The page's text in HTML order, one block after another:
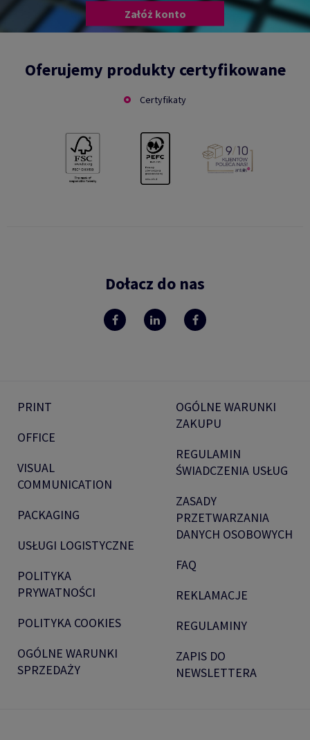
Załóż konto
Oferujemy produkty certyfikowane
Certyfikaty
Dołacz do nas
PRINT
OFFICE
VISUAL
COMMUNICATION
PACKAGING
USŁUGI LOGISTYCZNE
POLITYKA
PRYWATNOŚCI
POLITYKA COOKIES
OGÓLNE WARUNKI
SPRZEDAŻY
OGÓLNE WARUNKI
ZAKUPU
REGULAMIN
ŚWIADCZENIA USŁUG
ZASADY
PRZETWARZANIA
DANYCH OSOBOWYCH
FAQ
REKLAMACJE
REGULAMINY
ZAPIS DO
NEWSLETTERA